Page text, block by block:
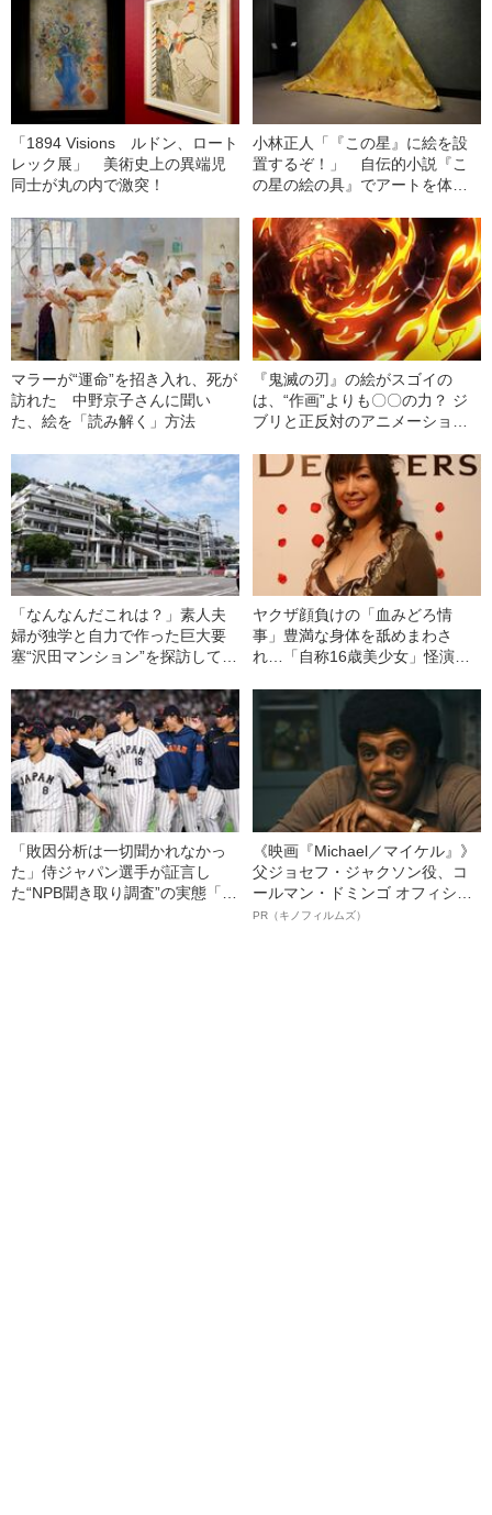
「1894 Visions ルドン、ロート
レック展」 美術史上の異端児
同士が丸の内で激突！
小林正人「『この星』に絵を設
置するぞ！」 自伝的小説『こ
の星の絵の具』でアートを体験
マラーが“運命”を招き入れ、死が
訪れた 中野京子さんに聞い
た、絵を「読み解く」方法
『鬼滅の刃』の絵がスゴイの
は、“作画”よりも〇〇の力？ ジ
ブリと正反対のアニメーション
「なんなんだこれは？」素人夫
婦が独学と自力で作った巨大要
塞“沢田マンション”を探訪してみ
ヤクザ顔負けの「血みどろ情
事」豊満な身体を舐めまわさ
れ…「自称16歳美少女」怪演
ぎる“熟れ方”
「敗因分析は一切聞かれなかっ
た」侍ジャパン選手が証言し
た“NPB聞き取り調査”の実態「選
《映画『Michael／マイケル』》
父ジョセフ・ジャクソン役、コ
ールマン・ドミンゴ オフィシャ
ルインタビュー“観客を魅了した
PR（キノフィルムズ）